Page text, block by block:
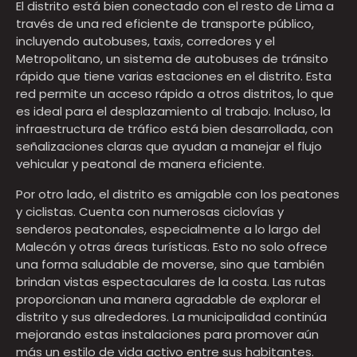
El distrito está bien conectado con el resto de Lima a
través de una red eficiente de transporte público,
incluyendo autobuses, taxis, corredores y el
Metropolitano, un sistema de autobuses de tránsito
rápido que tiene varias estaciones en el distrito. Esta
red permite un acceso rápido a otros distritos, lo que
es ideal para el desplazamiento al trabajo. Incluso, la
infraestructura de tráfico está bien desarrollada, con
señalizaciones claras que ayudan a manejar el flujo
vehicular y peatonal de manera eficiente.
Por otro lado, el distrito es amigable con los peatones
y ciclistas. Cuenta con numerosas ciclovías y
senderos peatonales, especialmente a lo largo del
Malecón y otras áreas turísticas. Esto no solo ofrece
una forma saludable de moverse, sino que también
brindan vistas espectaculares de la costa. Las rutas
proporcionan una manera agradable de explorar el
distrito y sus alrededores. La municipalidad continúa
mejorando estas instalaciones para promover aún
más un estilo de vida activo entre sus habitantes.